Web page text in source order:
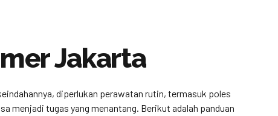
Jakarta
diperlukan perawatan rutin, termasuk poles
menjadi tugas yang menantang. Berikut adalah panduan